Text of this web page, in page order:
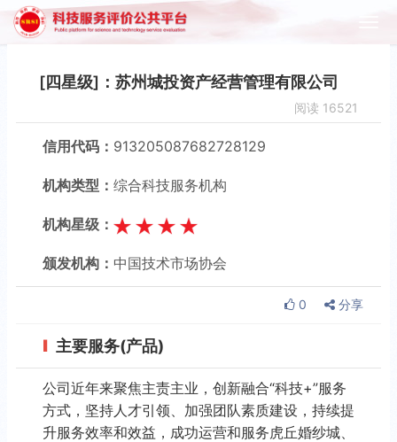
[四星级]：苏州城投资产经营管理有限公司
阅读 16521
信用代码： 913205087682728129
机构类型： 综合科技服务机构
机构星级：
颁发机构： 中国技术市场协会
0 分享
主要服务(产品)
公司近年来聚焦主责主业，创新融合“科技+”服务
方式，坚持人才引领、加强团队素质建设，持续提
升服务效率和效益，成功运营和服务虎丘婚纱城、